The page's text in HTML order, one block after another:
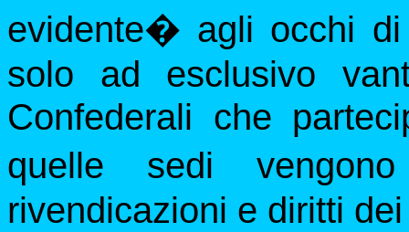
evidente� agli occhi
solo ad esclusivo
Confederali che
quelle sedi
rivendicazioni e diritti